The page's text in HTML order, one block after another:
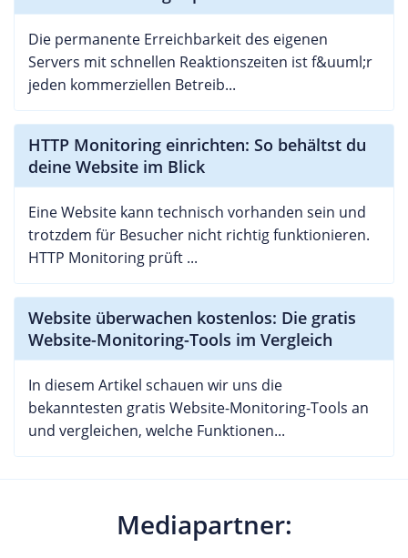
Die permanente Erreichbarkeit des eigenen
Servers mit schnellen Reaktionszeiten ist f&uuml;r
jeden kommerziellen Betreib...
HTTP Monitoring einrichten: So behältst du
deine Website im Blick
Eine Website kann technisch vorhanden sein und
trotzdem für Besucher nicht richtig funktionieren.
HTTP Monitoring prüft ...
Website überwachen kostenlos: Die gratis
Website-Monitoring-Tools im Vergleich
In diesem Artikel schauen wir uns die
bekanntesten gratis Website-Monitoring-Tools an
und vergleichen, welche Funktionen...
Mediapartner: